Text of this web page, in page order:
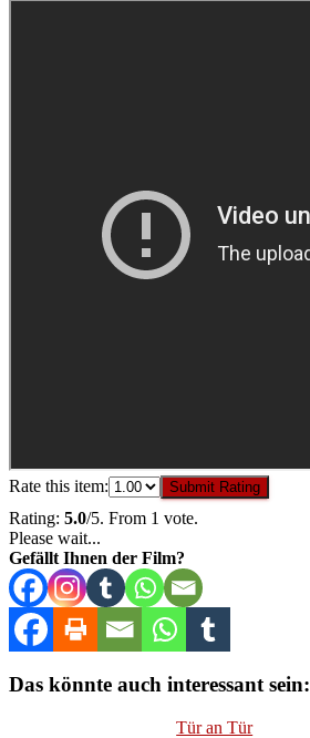
Rate this item: Submit Rating
Rating: 5.0/5. From 1 vote.
Please wait...
Gefällt Ihnen der Film?
Das könnte auch interessant sein:
Tür an Tür